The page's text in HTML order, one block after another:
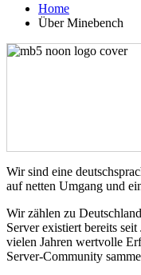
Home
Über Minebench
Wir sind eine
auf netten Umgang und
Wir zählen zu
Server existiert bereits seit
vielen Jahren wertvolle
Server-Community